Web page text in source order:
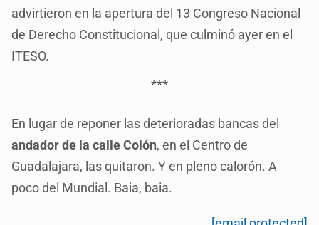
advirtieron en la apertura del 13 Congreso Nacional
de Derecho Constitucional, que culminó ayer en el
ITESO.
***
En lugar de reponer las deterioradas bancas del
andador de la calle Colón, en el Centro de
Guadalajara, las quitaron. Y en pleno calorón. A
poco del Mundial. Baia, baia.